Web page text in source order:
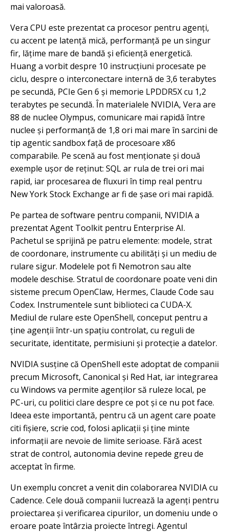
mai valoroasă.
Vera CPU este prezentat ca procesor pentru agenți,
cu accent pe latență mică, performanță pe un singur
fir, lățime mare de bandă și eficiență energetică.
Huang a vorbit despre 10 instrucțiuni procesate pe
ciclu, despre o interconectare internă de 3,6 terabytes
pe secundă, PCIe Gen 6 și memorie LPDDR5X cu 1,2
terabytes pe secundă. În materialele NVIDIA, Vera are
88 de nuclee Olympus, comunicare mai rapidă între
nuclee și performanță de 1,8 ori mai mare în sarcini de
tip agentic sandbox față de procesoare x86
comparabile. Pe scenă au fost menționate și două
exemple ușor de reținut: SQL ar rula de trei ori mai
rapid, iar procesarea de fluxuri în timp real pentru
New York Stock Exchange ar fi de șase ori mai rapidă.
Pe partea de software pentru companii, NVIDIA a
prezentat Agent Toolkit pentru Enterprise AI.
Pachetul se sprijină pe patru elemente: modele, strat
de coordonare, instrumente cu abilități și un mediu de
rulare sigur. Modelele pot fi Nemotron sau alte
modele deschise. Stratul de coordonare poate veni din
sisteme precum OpenClaw, Hermes, Claude Code sau
Codex. Instrumentele sunt biblioteci ca CUDA-X.
Mediul de rulare este OpenShell, conceput pentru a
ține agenții într-un spațiu controlat, cu reguli de
securitate, identitate, permisiuni și protecție a datelor.
NVIDIA susține că OpenShell este adoptat de companii
precum Microsoft, Canonical și Red Hat, iar integrarea
cu Windows va permite agenților să ruleze local, pe
PC-uri, cu politici clare despre ce pot și ce nu pot face.
Ideea este importantă, pentru că un agent care poate
citi fișiere, scrie cod, folosi aplicații și ține minte
informații are nevoie de limite serioase. Fără acest
strat de control, autonomia devine repede greu de
acceptat în firme.
Un exemplu concret a venit din colaborarea NVIDIA cu
Cadence. Cele două companii lucrează la agenți pentru
proiectarea și verificarea cipurilor, un domeniu unde o
eroare poate întârzia proiecte întregi. Agentul